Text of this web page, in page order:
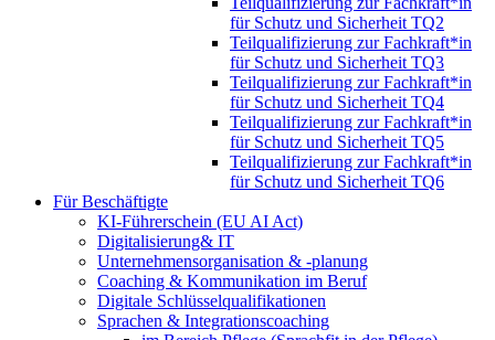
für Schutz und Sicherheit TQ2
Teilqualifizierung zur Fachkraft*in
für Schutz und Sicherheit TQ3
Teilqualifizierung zur Fachkraft*in
für Schutz und Sicherheit TQ4
Teilqualifizierung zur Fachkraft*in
für Schutz und Sicherheit TQ5
Teilqualifizierung zur Fachkraft*in
für Schutz und Sicherheit TQ6
Für Beschäftigte
KI-Führerschein (EU AI Act)
Digitalisierung& IT
Unternehmensorganisation & ‑planung
Coaching & Kommunikation im Beruf
Digitale Schlüsselqualifikationen
Sprachen & Integrationscoaching